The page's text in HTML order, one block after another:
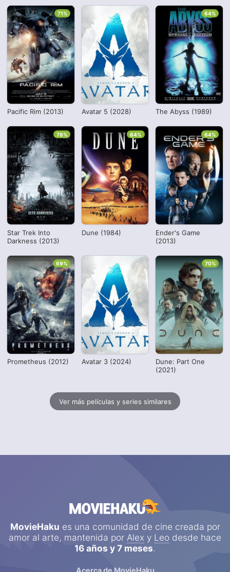
Pacific Rim (2013)
71%
Avatar 5 (2028) The Abyss (1989)
64%
Star Trek Into
Darkness (2013)
78%
Dune (1984)
64%
Ender's Game
(2013)
64%
Prometheus (2012)
69%
Avatar 3 (2024)
Dune: Part One
(2021)
70%
Ver más películas y series similares
MovieHaku es una comunidad de cine creada por
amor al arte, mantenida por Alex y Leo desde hace
16 años y 7 meses.
Acerca de MovieHaku